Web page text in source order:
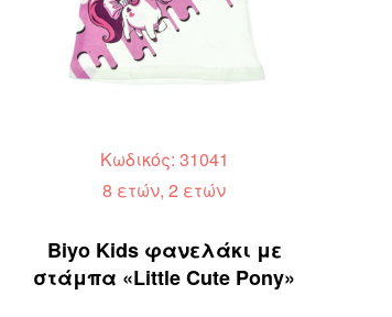
Κωδικός: 31041
8 ετών, 2 ετών
Biyo Kids φανελάκι με
στάμπα «Little Cute Pony»